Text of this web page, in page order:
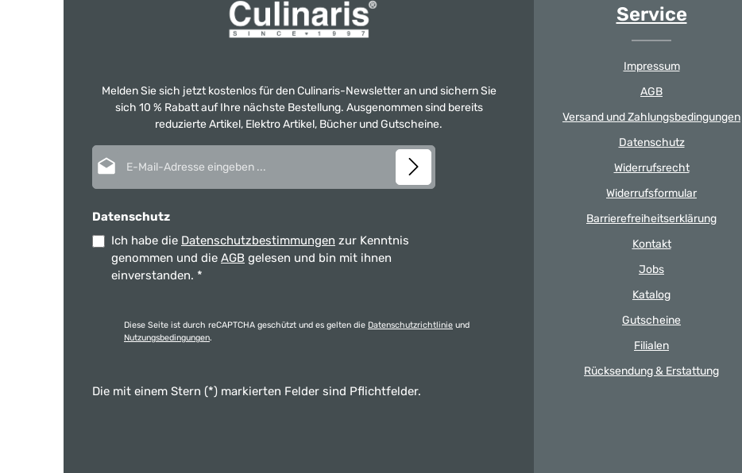
Melden Sie sich jetzt kostenlos für den Culinaris-Newsletter an und sichern Sie
sich 10 % Rabatt auf Ihre nächste Bestellung. Ausgenommen sind bereits
reduzierte Artikel, Elektro Artikel, Bücher und Gutscheine.
Datenschutz
Ich habe die Datenschutzbestimmungen zur Kenntnis
genommen und die AGB gelesen und bin mit ihnen
einverstanden. *
Diese Seite ist durch reCAPTCHA geschützt und es gelten die Datenschutzrichtlinie und
Nutzungsbedingungen.
Die mit einem Stern (*) markierten Felder sind Pflichtfelder.
Service
Impressum
AGB
Versand und Zahlungsbedingungen
Datenschutz
Widerrufsrecht
Widerrufsformular
Barrierefreiheitserklärung
Kontakt
Jobs
Katalog
Gutscheine
Filialen
Rücksendung & Erstattung